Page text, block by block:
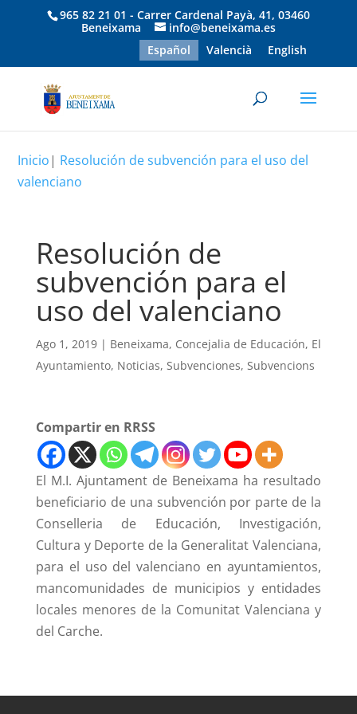
965 82 21 01 - Carrer Cardenal Payà, 41, 03460
Beneixama
info@beneixama.es
Español
Valencià English
Inicio| Resolución de subvención para el uso del
valenciano
Resolución de
subvención para el
uso del valenciano
Ago 1, 2019| Beneixama, Concejalia de Educación, El
Ayuntamiento, Noticias, Subvenciones, Subvencions
Compartir en RRSS
El M.I. Ajuntament de Beneixama ha resultado
beneficiario de una subvención por parte de la
Conselleria de Educación, Investigación,
Cultura y Deporte de la Generalitat Valenciana,
para el uso del valenciano en ayuntamientos,
mancomunidades de municipios y entidades
locales menores de la Comunitat Valenciana y
del Carche.